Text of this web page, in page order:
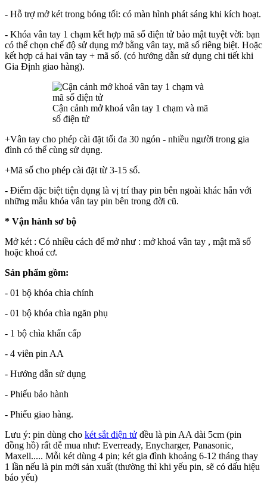
- Hỗ trợ mở két trong bóng tối: có màn hình phát sáng khi kích hoạt.
- Khóa vân tay 1 chạm kết hợp mã số điện tử bảo mật tuyệt vời: bạn
có thể chọn chế độ sử dụng mở bằng vân tay, mã số riêng biệt. Hoặc
kết hợp cả hai vân tay + mã số. (có hướng dẫn sử dụng chi tiết khi
Gia Định giao hàng).
Cận cảnh mở khoá vân tay 1 chạm và mã
số điện tử
+Vân tay cho phép cài đặt tối đa 30 ngón - nhiều người trong gia
đình có thể cùng sử dụng.
+Mã số cho phép cài đặt từ 3-15 số.
- Điểm đặc biệt tiện dụng là vị trí thay pin bên ngoài khác hẳn với
những mẫu khóa vân tay pin bên trong đời cũ.
* Vận hành sơ bộ
Mở két : Có nhiều cách để mở như : mở khoá vân tay , mật mã số
hoặc khoá cơ.
Sản phẩm gồm:
- 01 bộ khóa chìa chính
- 01 bộ khóa chìa ngăn phụ
- 1 bộ chìa khẩn cấp
- 4 viên pin AA
- Hướng dẫn sử dụng
- Phiếu bảo hành
- Phiếu giao hàng.
Lưu ý: pin dùng cho két sắt điện tử đều là pin AA dài 5cm (pin
đồng hồ) rất dễ mua như: Everready, Enycharger, Panasonic,
Maxell..... Mỗi két dùng 4 pin; két gia đình khoảng 6-12 tháng thay
1 lần nếu là pin mới sản xuất (thường thì khi yếu pin, sẽ có dấu hiệu
báo yếu)